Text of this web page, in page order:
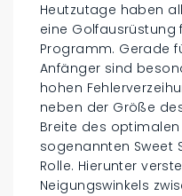
Heutzutage haben
eine Golfausrüstung
Programm. Gerade
Anfänger sind
hohen
neben der Größe
Breite des
sogenannten Sweet
Rolle. Hierunter
Neigungswinkels